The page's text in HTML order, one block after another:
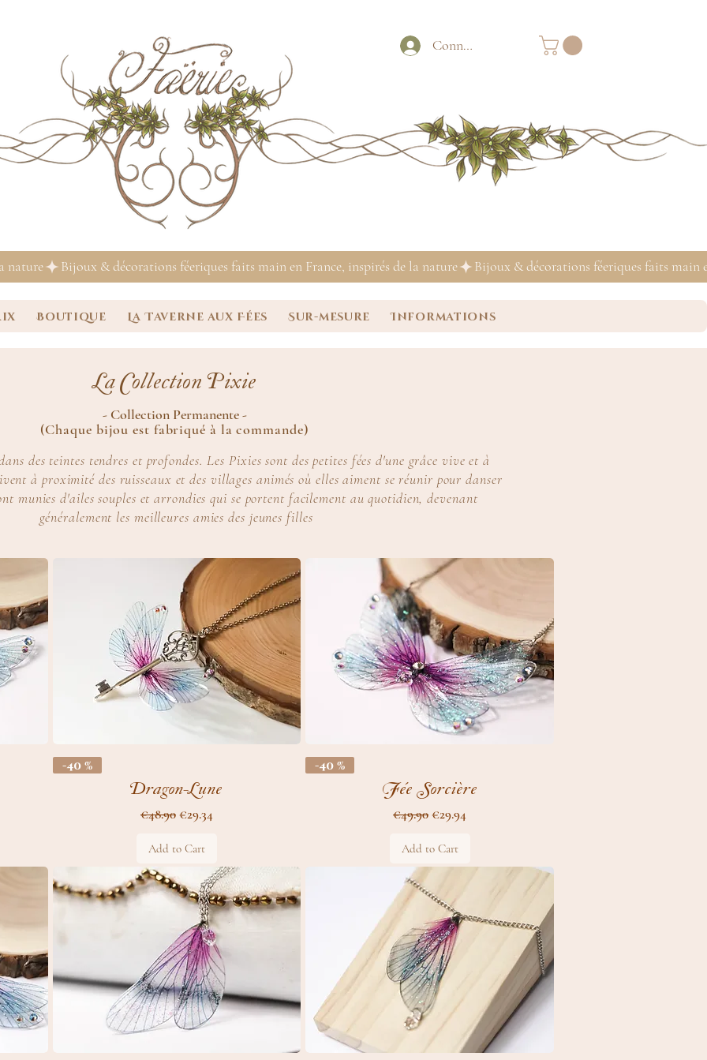
Connexion
nature
Boutique La Taverne aux Fées Sur-mesure Informations
La Collection Pixie
- Collection Permanente -
(Chaque bijou est fabriqué à la commande)
des teintes tendres et profondes. Les Pixies sont des petites fées d'une grâce vive et à
à proximité des ruisseaux et des villages animés où elles aiment se réunir pour danser
munies d'ailes souples et arrondies qui se portent facilement au quotidien, devenant
généralement les meilleures amies des jeunes filles
-40 %
Dragon-Lune
Regular Price
€48.90Sale Price
€29.34
Add to Cart
-40 %
Fée Sorcière
Regular Price
€49.90Sale Price
€29.94
Add to Cart